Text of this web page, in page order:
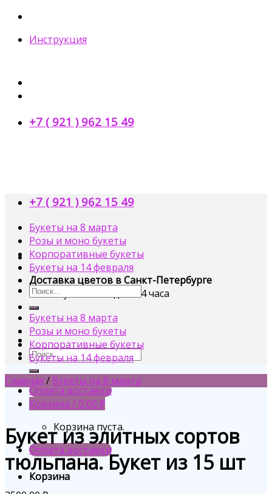
Skip
contentИнструкция
+7 ( 921 ) 962 15 49
Доставка цветов в Санкт-Петербурге
Заказ букетов на дом 24 часа
Оплата доставки
Корзина / 0,00 ₽
Корзина пуста.
Оплата доставки
Корзина
+7 ( 921 ) 962 15 49
Букеты на 8 марта
Розы и моно букеты
Корпоративные букеты
Букеты на 14 февраля
Букеты на 8 марта
Розы и моно букеты
Корпоративные букеты
Букеты на 14 февраля
Главная / Букеты на 8 марта
Букет из элитных сортов
тюльпана. Букет из 15 шт